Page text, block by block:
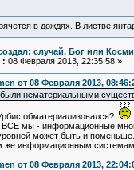
в дождях. В листве
случай, Бог или
: 08 Февраля 2013, 22:35:58 »
от 08 Февраля 2013,
нематериальными
обматериализовался?
может быть и
системам
от 08 Февраля 2013,